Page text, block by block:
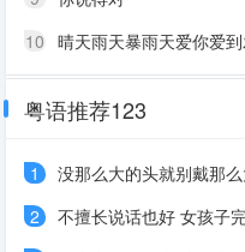
10 晴天雨天暴雨天爱你爱
粤语推荐123
1
没那么大的头就别戴那
2
不擅长说话也好 女孩子完全沉浸在自